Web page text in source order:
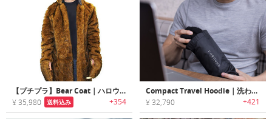
【プチプラ】Bear Coat｜ハロウィンに最適なベアーコート
¥ 35,980 送料込み +354
Compact Travel Hoodie｜洗わずに長期着用可能な軽量/コンパクトトラベルパーカー「コンパクトトラベルフーディー」
¥ 32,790 +421